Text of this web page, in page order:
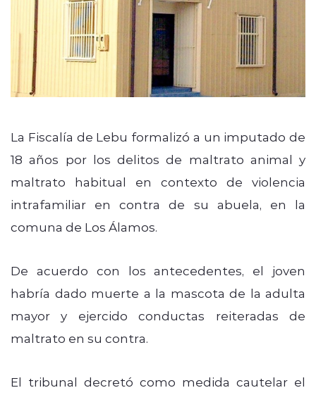
La Fiscalía de Lebu formalizó a un imputado de
18 años por los delitos de maltrato animal y
maltrato habitual en contexto de violencia
intrafamiliar en contra de su abuela, en la
comuna de Los Álamos.
De acuerdo con los antecedentes, el joven
habría dado muerte a la mascota de la adulta
mayor y ejercido conductas reiteradas de
maltrato en su contra.
El tribunal decretó como medida cautelar el